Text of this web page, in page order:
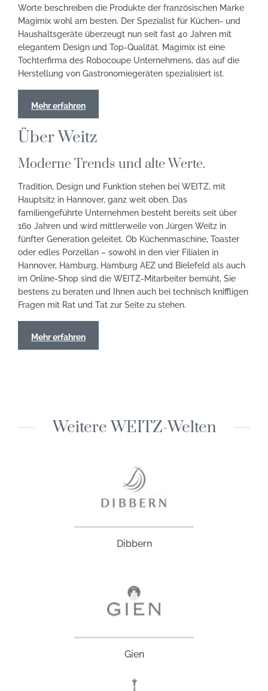
Worte beschreiben die Produkte der französischen Marke
Magimix wohl am besten. Der Spezialist für Küchen- und
Haushaltsgeräte überzeugt nun seit fast 40 Jahren mit
elegantem Design und Top-Qualität. Magimix ist eine
Tochterfirma des Robocoupe Unternehmens, das auf die
Herstellung von Gastronomiegeräten spezialisiert ist.
Mehr erfahren
Über Weitz
Moderne Trends und alte Werte.
Tradition, Design und Funktion stehen bei WEITZ, mit
Hauptsitz in Hannover, ganz weit oben. Das
familiengeführte Unternehmen besteht bereits seit über
160 Jahren und wird mittlerweile von Jürgen Weitz in
fünfter Generation geleitet. Ob Küchenmaschine, Toaster
oder edles Porzellan – sowohl in den vier Filialen in
Hannover, Hamburg, Hamburg AEZ und Bielefeld als auch
im Online-Shop sind die WEITZ-Mitarbeiter bemüht, Sie
bestens zu beraten und Ihnen auch bei technisch kniffligen
Fragen mit Rat und Tat zur Seite zu stehen.
Mehr erfahren
Weitere WEITZ-Welten
Dibbern
Gien